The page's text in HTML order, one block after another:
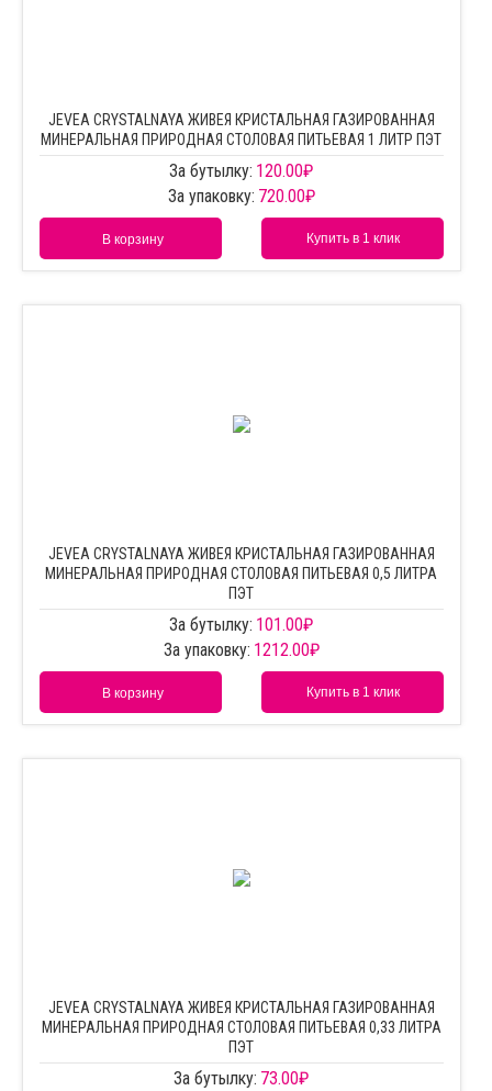
JEVEA CRYSTALNAYA ЖИВЕЯ КРИСТАЛЬНАЯ ГАЗИРОВАННАЯ
МИНЕРАЛЬНАЯ ПРИРОДНАЯ СТОЛОВАЯ ПИТЬЕВАЯ 1 ЛИТР ПЭТ
За бутылку: 120.00₽
За упаковку: 720.00₽
В корзину Купить в 1 клик
JEVEA CRYSTALNAYA ЖИВЕЯ КРИСТАЛЬНАЯ ГАЗИРОВАННАЯ
МИНЕРАЛЬНАЯ ПРИРОДНАЯ СТОЛОВАЯ ПИТЬЕВАЯ 0,5 ЛИТРА
ПЭТ
За бутылку: 101.00₽
За упаковку: 1212.00₽
В корзину Купить в 1 клик
JEVEA CRYSTALNAYA ЖИВЕЯ КРИСТАЛЬНАЯ ГАЗИРОВАННАЯ
МИНЕРАЛЬНАЯ ПРИРОДНАЯ СТОЛОВАЯ ПИТЬЕВАЯ 0,33 ЛИТРА
ПЭТ
За бутылку: 73.00₽